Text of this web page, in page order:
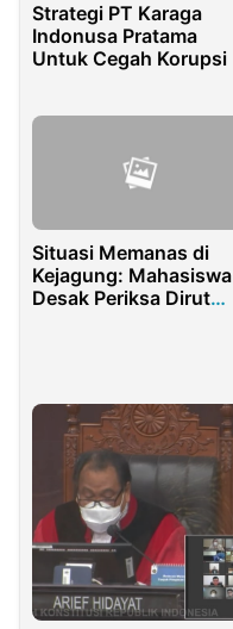
Strategi PT Karaga
Indonusa Pratama
Untuk Cegah Korupsi
Situasi Memanas di
Kejagung: Mahasiswa
Desak Periksa Dirut